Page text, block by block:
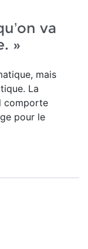
va
»
mais
La
comporte
pour le